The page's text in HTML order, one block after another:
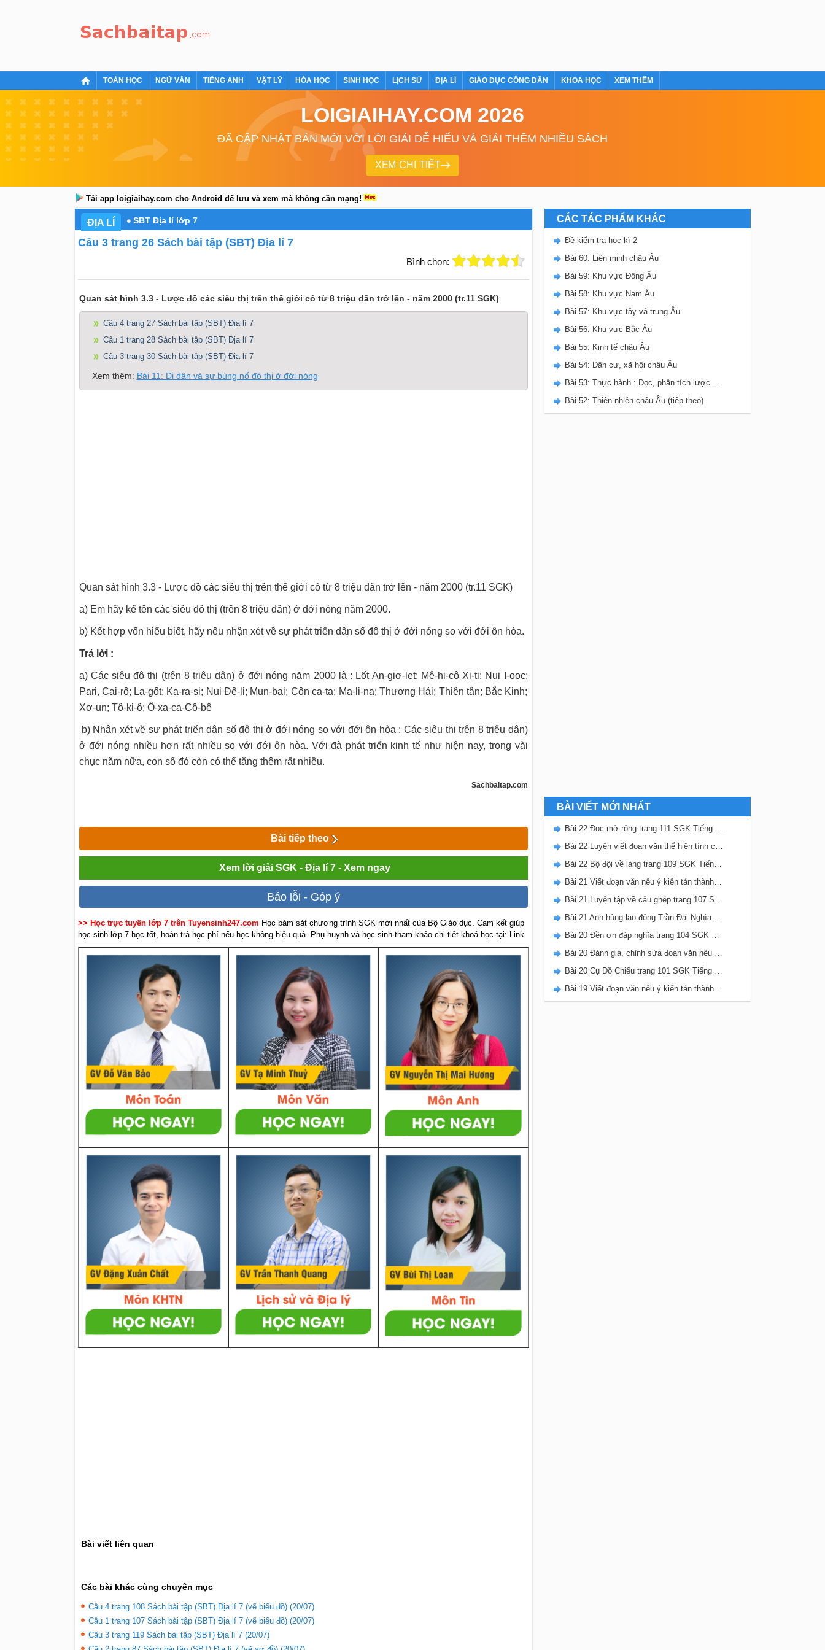
TOÁN HỌC NGỮ VĂN TIẾNG ANH VẬT LÝ HÓA HỌC SINH HỌC LỊCH SỬ ĐỊA LÍ GIÁO DỤC CÔNG DÂN KHOA HỌC XEM THÊM
LOIGIAIHAY.COM 2026
ĐÃ CẬP NHẬT BẢN MỚI VỚI LỜI GIẢI DỄ HIỂU VÀ GIẢI THÊM NHIỀU SÁCH
XEM CHI TIẾT
Tải app loigiaihay.com cho Android để lưu và xem mà không cần mạng!
ĐỊA LÍ SBT Địa lí lớp 7
Câu 3 trang 26 Sách bài tập (SBT) Địa lí 7
Bình chọn:
Quan sát hình 3.3 - Lược đồ các siêu thị trên thế giới có từ 8 triệu dân trở lên - năm 2000 (tr.11 SGK)
Câu 4 trang 27 Sách bài tập (SBT) Địa lí 7
Câu 1 trang 28 Sách bài tập (SBT) Địa lí 7
Câu 3 trang 30 Sách bài tập (SBT) Địa lí 7
Xem thêm: Bài 11: Di dân và sự bùng nổ đô thị ở đới nóng
Quan sát hình 3.3 - Lược đồ các siêu thị trên thế giới có từ 8 triệu dân trở lên - năm 2000 (tr.11 SGK)
a) Em hãy kể tên các siêu đô thị (trên 8 triệu dân) ở đới nóng năm 2000.
b) Kết hợp vốn hiểu biết, hãy nêu nhận xét về sự phát triển dân số đô thị ở đới nóng so với đới ôn hòa.
Trả lời :
a) Các siêu đô thị (trên 8 triệu dân) ở đới nóng năm 2000 là : Lốt An-giơ-let; Mê-hi-cô Xi-ti; Nui I-ooc;
Pari, Cai-rô; La-gốt; Ka-ra-si; Nui Đê-li; Mun-bai; Côn ca-ta; Ma-li-na; Thương Hải; Thiên tân; Bắc Kinh;
Xơ-un; Tô-ki-ô; Ô-xa-ca-Cô-bê
b) N hận xét về sự phát triển dân số đô thị ở đới nóng so với đới ôn hòa : Các siêu thị trên 8 triệu dân)
ở đới nóng nhiều hơn rất nhiều so với đới ôn hòa. Với đà phát triển kinh tế như hiện nay, trong vài
chục năm nữa, con số đó còn có thể tăng thêm rất nhiều.
Sachbaitap.com
Bài tiếp theo
Xem lời giải SGK - Địa lí 7 - Xem ngay
Báo lỗi - Góp ý
>> Học trực tuyến lớp 7 trên Tuyensinh247.com Học bám sát chương trình SGK mới nhất của Bộ Giáo dục. Cam kết giúp
học sinh lớp 7 học tốt, hoàn trả học phí nếu học không hiệu quả. Phụ huynh và học sinh tham khảo chi tiết khoá học tại: Link
Bài viết liên quan
Các bài khác cùng chuyên mục
Câu 4 trang 108 Sách bài tập (SBT) Địa lí 7 (vẽ biểu đồ) (20/07)
Câu 1 trang 107 Sách bài tập (SBT) Địa lí 7 (vẽ biểu đồ) (20/07)
Câu 3 trang 119 Sách bài tập (SBT) Địa lí 7 (20/07)
CÁC TÁC PHẨM KHÁC
Đề kiểm tra học kì 2
Bài 60: Liên minh châu Âu
Bài 59: Khu vực Đông Âu
Bài 58: Khu vực Nam Âu
Bài 57: Khu vực tây và trung Âu
Bài 56: Khu vực Bắc Âu
Bài 55: Kinh tế châu Âu
Bài 54: Dân cư, xã hội châu Âu
Bài 53: Thực hành : Đọc, phân tích lược đồ, biểu đồ nhiệt độ và lượng mưa châu Âu.
Bài 52: Thiên nhiên châu Âu (tiếp theo)
BÀI VIẾT MỚI NHẤT
Bài 22 Đọc mở rộng trang 111 SGK Tiếng Việt 5 Kết nối tri thức tập 2
Bài 22 Luyện viết đoạn văn thể hiện tình cảm, cảm xúc về một sự việc trang 111 SGK Tiếng Việt 5 Kết nối tri thức tập 2
Bài 22 Bộ đội về làng trang 109 SGK Tiếng Việt 5 Kết nối tri thức tập 2
Bài 21 Viết đoạn văn nêu ý kiến tán thành một sự việc, hiện tượng (Bài viết số 2) trang 108 SGK Tiếng Việt 5 Kết nối tri thức tập 2
Bài 21 Luyện tập về câu ghép trang 107 SGK Tiếng Việt 5 Kết nối tri thức tập 2
Bài 21 Anh hùng lao động Trần Đại Nghĩa trang 106 SGK Tiếng Việt 5 Kết nối tri thức tập 2
Bài 20 Đền ơn đáp nghĩa trang 104 SGK Tiếng Việt 5 Kết nối tri thức tập 2
Bài 20 Đánh giá, chỉnh sửa đoạn văn nêu ý kiến tán thành một sự vật, hiện tượng trang 103 SGK Tiếng Việt 5 Kết nối tri thức tập 2
Bài 20 Cụ Đồ Chiểu trang 101 SGK Tiếng Việt 5 Kết nối tri thức tập 2
Bài 19 Viết đoạn văn nêu ý kiến tán thành một sự việc, hiện tượng (Bài viết số 1) trang 100 SGK Tiếng Việt 5 Kết nối tri thức tập 2